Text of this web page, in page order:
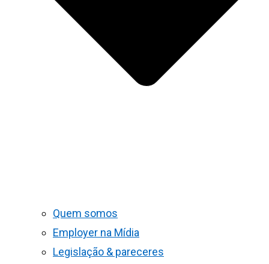
Quem somos
Employer na Mídia
Legislação & pareceres